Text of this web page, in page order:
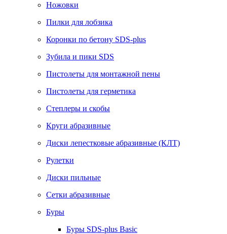
Ножовки
Пилки для лобзика
Коронки по бетону SDS-plus
Зубила и пики SDS
Пистолеты для монтажной пены
Пистолеты для герметика
Степлеры и скобы
Круги абразивные
Диски лепестковые абразивные (КЛТ)
Рулетки
Диски пильные
Сетки абразивные
Буры
Буры SDS-plus Basic